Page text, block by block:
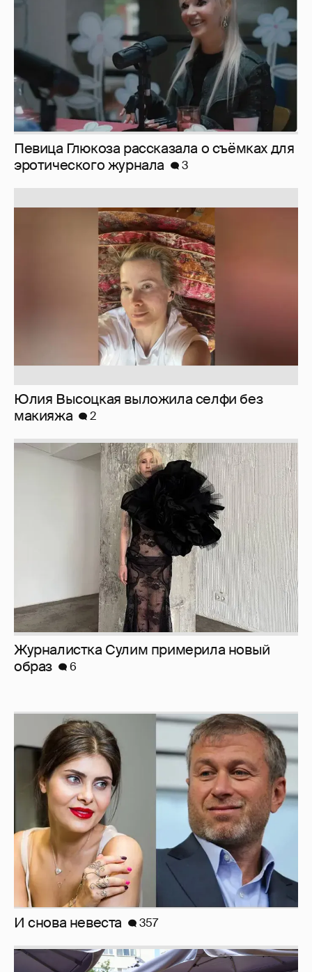
Юлия Высоцкая выложила селфи без
Журналистка Сулим примерила новый
И снова невеста 357